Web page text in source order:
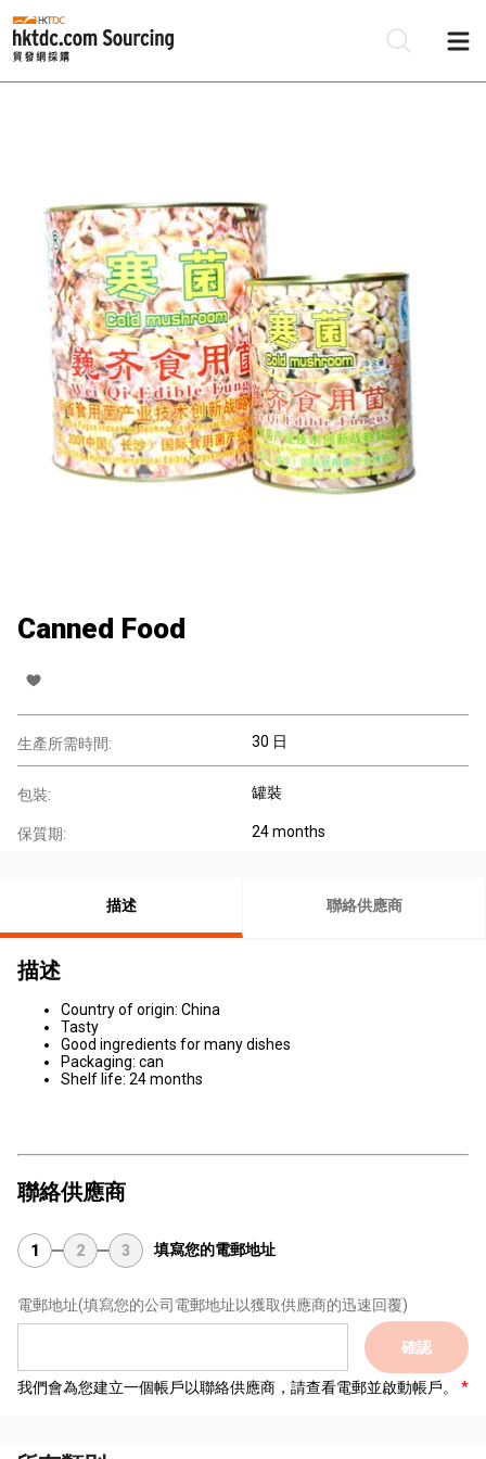
Canned Food
生產所需時間: 30 日
包裝: 罐裝
保質期: 24 months
描述 聯絡供應商
描述
Country of origin: China
Tasty
Good ingredients for many dishes
Packaging: can
Shelf life: 24 months
聯絡供應商
1 2 3 填寫您的電郵地址
電郵地址(填寫您的公司電郵地址以獲取供應商的迅速回覆)
確認
我們會為您建立一個帳戶以聯絡供應商，請查看電郵並啟動帳戶。